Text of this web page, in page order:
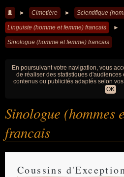
► Cimetière ► Scientifique
Linguiste (homme et femme) francais ►
Sinologue (homme et femme) francais
En poursuivant votre navigation, vous
de réaliser des statistiques d'audiences
contenus ou publicités adaptés selon
OK
Sinologue (hommes
francais
Coussins